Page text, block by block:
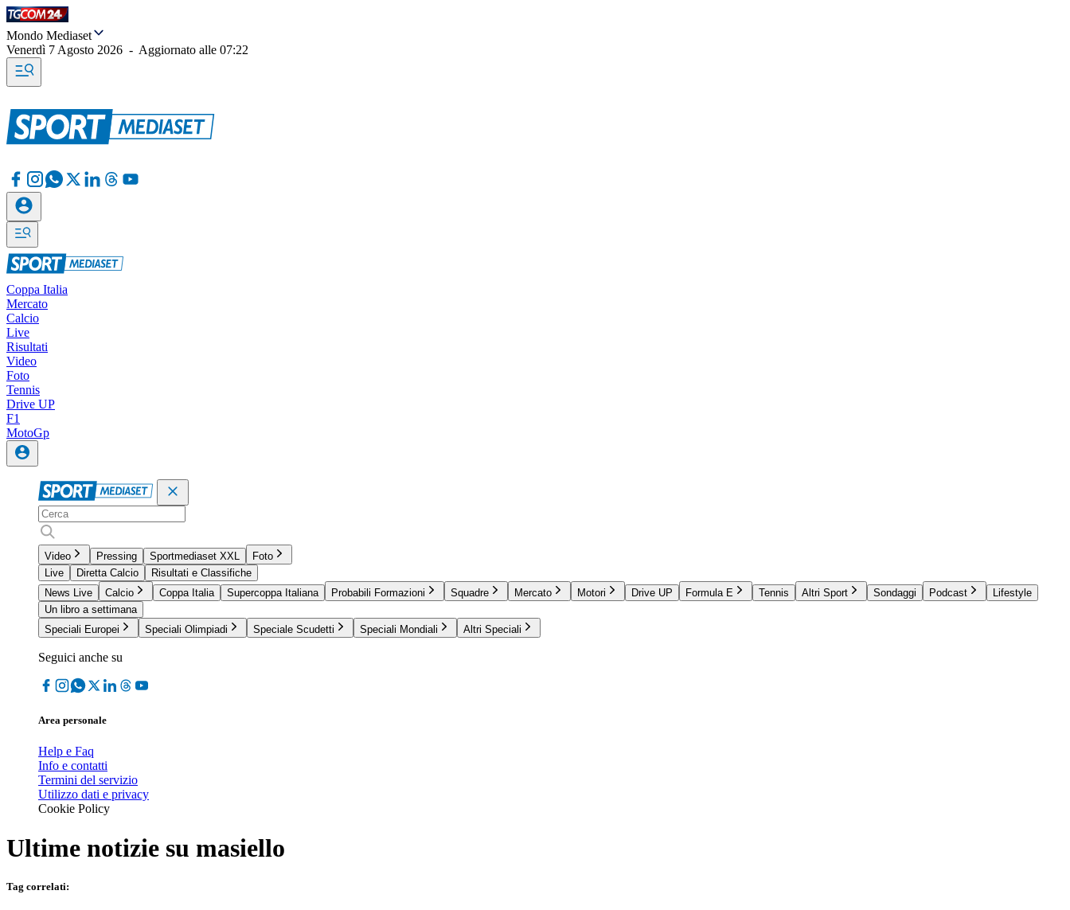
Mondo Mediaset
Venerdì 7 Agosto 2026 - Aggiornato alle 07:22
Coppa Italia
Mercato
Calcio
Live
Risultati
Video
Foto
Tennis
Drive UP
F1
MotoGp
Video Pressing Sportmediaset XXL
Foto
Live
Diretta Calcio
Risultati e Classifiche
News Live
Calcio Coppa Italia Supercoppa Italiana Probabili Formazioni Squadre Mercato Motori Drive UP Formula E Tennis Altri Sport Sondaggi Podcast
Lifestyle
Un libro a settimana
Speciali Europei
Speciali Olimpiadi Speciale Scudetti Speciali Mondiali Altri Speciali
Seguici anche su
Area personale
Help e Faq
Info e contatti
Termini del servizio
Utilizzo dati e privacy
Cookie Policy
Ultime notizie su masiello
Tag correlati: